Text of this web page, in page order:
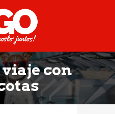
con